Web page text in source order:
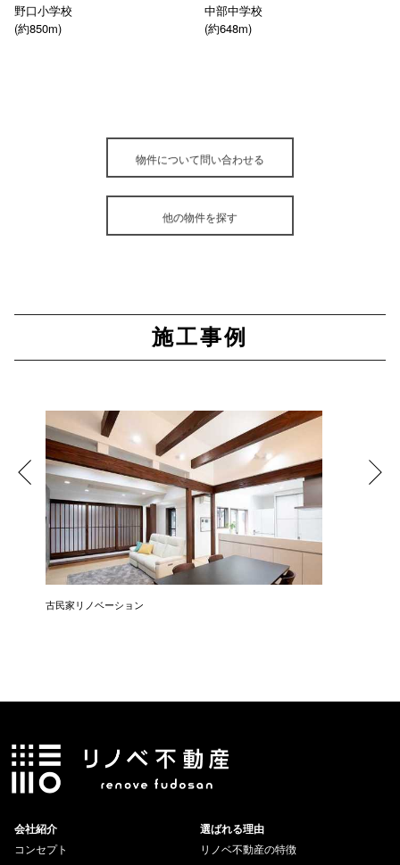
野口小学校
(約850m)
中部中学校
(約648m)
物件について問い合わせる
他の物件を探す
施工事例
古民家リノベーション
会社紹介
コンセプト
選ばれる理由
リノベ不動産の特徴